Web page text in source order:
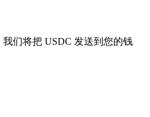
们将把 USDC 发送到您的钱